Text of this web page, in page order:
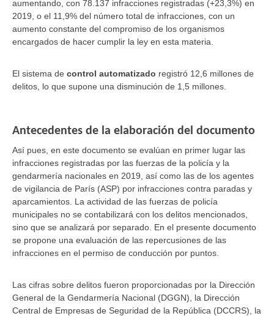
aumentando, con 78.137 infracciones registradas (+23,3%) en
2019, o el 11,9% del número total de infracciones, con un
aumento constante del compromiso de los organismos
encargados de hacer cumplir la ley en esta materia.
El sistema de control automatizado registró 12,6 millones de
delitos, lo que supone una disminución de 1,5 millones.
Antecedentes de la elaboración del documento
Así pues, en este documento se evalúan en primer lugar las
infracciones registradas por las fuerzas de la policía y la
gendarmería nacionales en 2019, así como las de los agentes
de vigilancia de París (ASP) por infracciones contra paradas y
aparcamientos. La actividad de las fuerzas de policía
municipales no se contabilizará con los delitos mencionados,
sino que se analizará por separado. En el presente documento
se propone una evaluación de las repercusiones de las
infracciones en el permiso de conducción por puntos.
Las cifras sobre delitos fueron proporcionadas por la Dirección
General de la Gendarmería Nacional (DGGN), la Dirección
Central de Empresas de Seguridad de la República (DCCRS), la